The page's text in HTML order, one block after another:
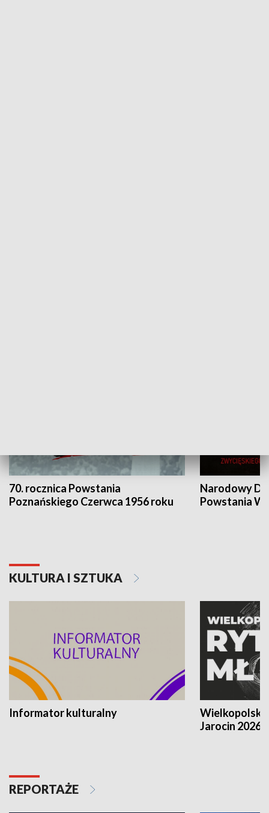
70. rocznica Powstania
Poznańskiego Czerwca 1956 roku
Narodowy
Powstania
KULTURA I SZTUKA
Informator kulturalny
Jarocin 2026
REPORTAŻE